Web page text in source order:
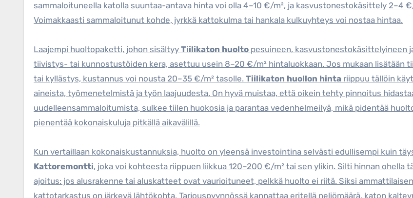
sammaloituneella katolla suuntaa-antava hinta voi olla 4–10 €/m², ja kasvustonestokäsittely 2–4
Voimakkaasti sammaloitunut kohde, jyrkkä kattokulma tai hankala kulkuyhteys voi nostaa hintaa.
Laajempi huoltopaketti, johon sisältyy Tiilikaton huolto pesuineen, kasvustonestokäsittelyineen
tiivistys- tai kunnostustöiden kera, asettuu usein 8–20 €/m² hintaluokkaan. Jos mukaan lisätään
tai kyllästys, kustannus voi nousta 20–35 €/m² tasolle. Tiilikaton huollon hinta riippuu tällöin
aineista, työmenetelmistä ja työn laajuudesta. On hyvä muistaa, että oikein tehty pinnoitus
uudelleensammaloitumista, sulkee tiilen huokosia ja parantaa vedenhelmeilyä, mikä pidentää
pienentää kokonaiskuluja pitkällä aikavälillä.
Kun vertaillaan kokonaiskustannuksia, huolto on yleensä investointina selvästi edullisempi kuin
Kattoremontti, joka voi kohteesta riippuen liikkua 120–200 €/m² tai sen ylikin. Silti hinnan ohella
ajoitus: jos alusrakenne tai aluskatteet ovat vaurioituneet, pelkkä huolto ei riitä. Siksi ammattilaisen
kattotarkastus on järkevä lähtökohta. Tarjouspyynnössä kannattaa eritellä neliömäärä, katon